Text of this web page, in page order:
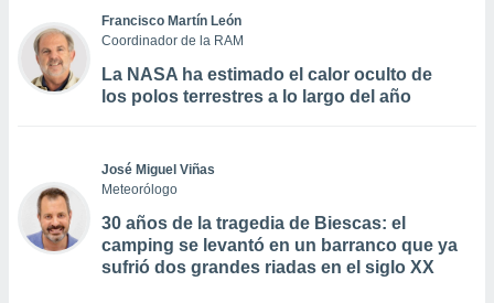
Francisco Martín León
Coordinador de la RAM
La NASA ha estimado el calor oculto de
los polos terrestres a lo largo del año
José Miguel Viñas
Meteorólogo
30 años de la tragedia de Biescas: el
camping se levantó en un barranco que ya
sufrió dos grandes riadas en el siglo XX